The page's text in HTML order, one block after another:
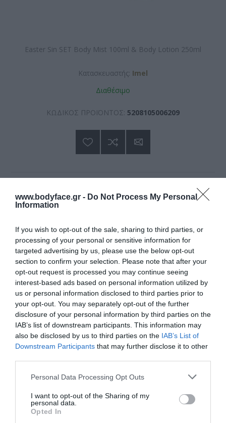
www.bodyface.gr - Do Not Process My Personal
Information
If you wish to opt-out of the sale, sharing to third parties, or
processing of your personal or sensitive information for
targeted advertising by us, please use the below opt-out
section to confirm your selection. Please note that after your
opt-out request is processed you may continue seeing
interest-based ads based on personal information utilized by
us or personal information disclosed to third parties prior to
your opt-out. You may separately opt-out of the further
disclosure of your personal information by third parties on the
IAB’s list of downstream participants. This information may
also be disclosed by us to third parties on the IAB’s List of
Downstream Participants that may further disclose it to other
Please note that this website/app uses one or more Google
not limited to your visit or usage behaviour. You may click to
grant or deny consent to Google and its third-party tags to
use your data for below specified purposes in below Google
Personal Data Processing Opt Outs
I want to opt-out of the Sharing of my
personal data.
Opted In
Easter Sin SET Body Mist 100ml & Body Lotion 250ml
Κατασκευαστής: Imel
Διαθέσιμο
ΚΩΔΙΚΟΣ ΠΡΟΪΟΝΤΟΣ: 5208105006209
8,85 €
Βυθίσου στην απόλυτη γιορτινή αμαρτία με το Πασχαλινό
Σετ Περιποίησης Easter Sin! Ένα μοναδικό δίδυμο Body Mist
100ml & Body Lotion 250mlπου αγκαλιάζει την επιδερμίδα
σου με τη γλυκιά, ζεστή μυρωδιά του λαχταριστού
τσουρεκιού.
δημιουργούν έναν ζεστό, λαχταριστό συνδυασμό που θυμίζει
φρεσκοψημένο τσουρέκι.